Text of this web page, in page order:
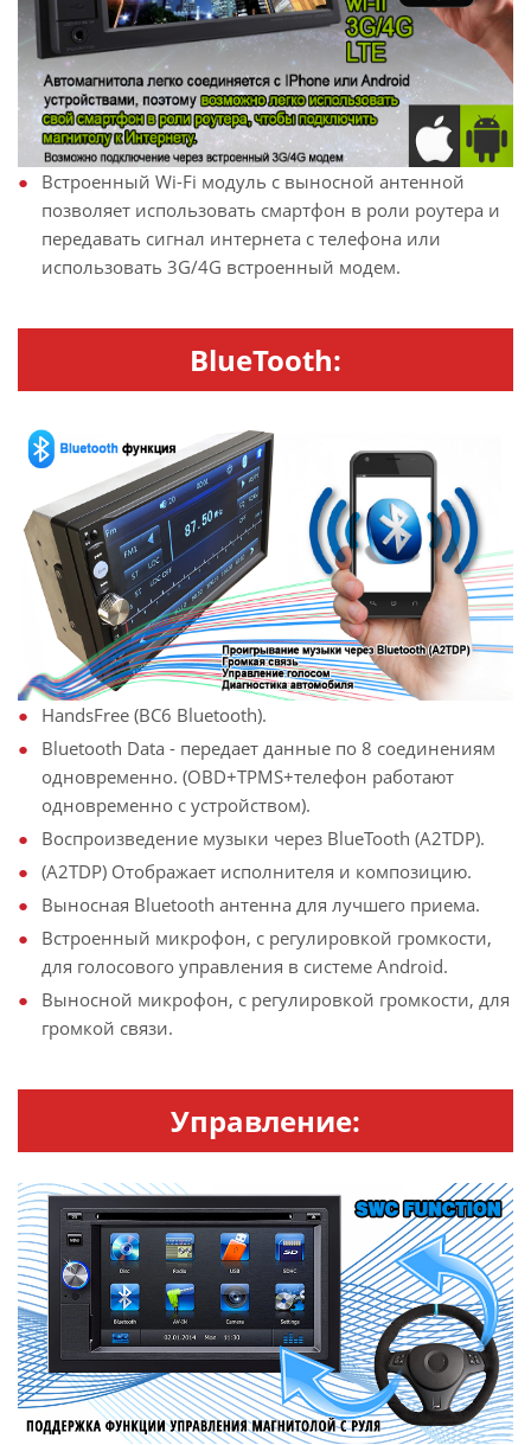
Встроенный Wi-Fi модуль с выносной антенной
позволяет использовать смартфон в роли роутера и
передавать сигнал интернета с телефона или
использовать 3G/4G встроенный модем.
BlueTooth:
HandsFree (BC6 Bluetooth).
Bluetooth Data - передает данные по 8 соединениям
одновременно. (OBD+TPMS+телефон работают
одновременно с устройством).
Воспроизведение музыки через BlueTooth (A2TDP).
(A2TDP) Отображает исполнителя и композицию.
Выносная Bluetooth антенна для лучшего приема.
Встроенный микрофон, с регулировкой громкости,
для голосового управления в системе Android.
Выносной микрофон, с регулировкой громкости, для
громкой связи.
Управление: